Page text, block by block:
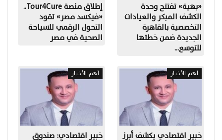
«بهية» تفتتح وحدة
الكشف المبكر والعيادات
التخصصية بالقاهرة
الجديدة ضمن خطتها
للتوسع…
إطلاق منصة Tour4Cure..
«فيكسد مصر» تقود
التحول الرقمي للسياحة
الصحية في مصر
أهم الأخبار
خبير اقتصادي يكشف أبرز
أهم الأخبار
خبير اقتصادي: صندوق